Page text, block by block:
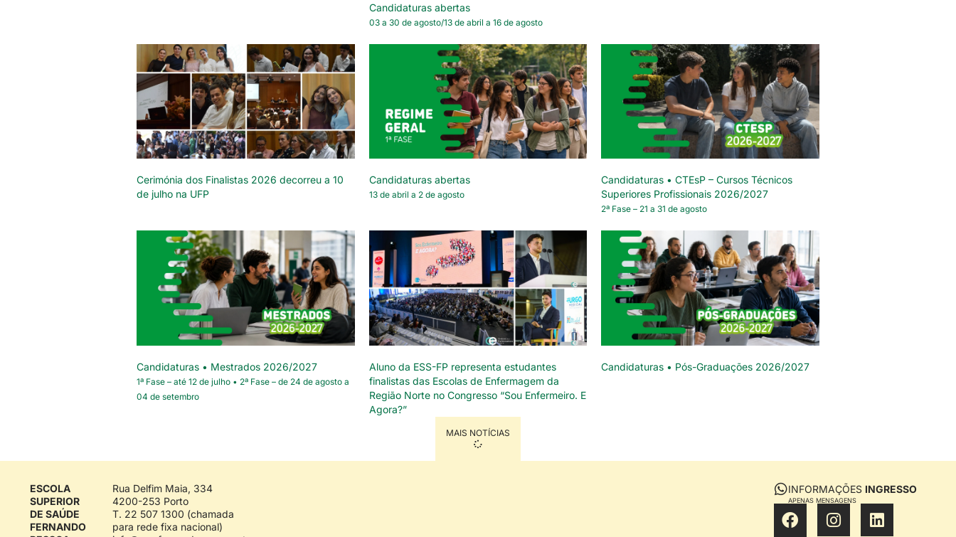
Candidaturas abertas
03 a 30 de agosto/13 de abril a 16 de agosto
Cerimónia dos Finalistas 2026 decorreu a 10
de julho na UFP
Candidaturas abertas
13 de abril a 2 de agosto
Candidaturas • CTEsP – Cursos Técnicos
Superiores Profissionais 2026/2027
2ª Fase – 21 a 31 de agosto
Candidaturas • Mestrados 2026/2027
1ª Fase – até 12 de julho • 2ª Fase – de 24 de agosto a
04 de setembro
Aluno da ESS-FP representa estudantes
finalistas das Escolas de Enfermagem da
Região Norte no Congresso “Sou Enfermeiro. E
Agora?”
Candidaturas • Pós-Graduações 2026/2027
MAIS NOTÍCIAS
ESCOLA
SUPERIOR
DE SAÚDE
FERNANDO
Rua Delfim Maia, 334
4200-253 Porto
T. 22 507 1300 (chamada
para rede fixa nacional)
INFORMAÇÕES INGRESSO
APENAS MENSAGENS